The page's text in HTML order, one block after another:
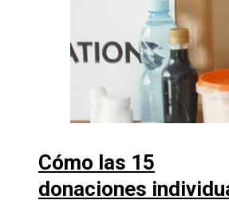
Cómo las 15
donaciones